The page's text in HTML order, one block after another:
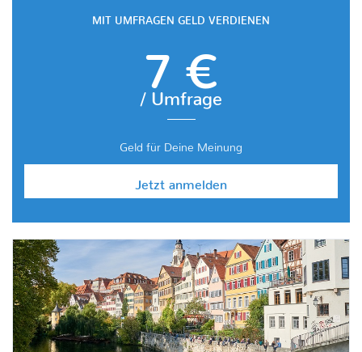
MIT UMFRAGEN GELD VERDIENEN
7 €
/ Umfrage
Geld für Deine Meinung
Jetzt anmelden